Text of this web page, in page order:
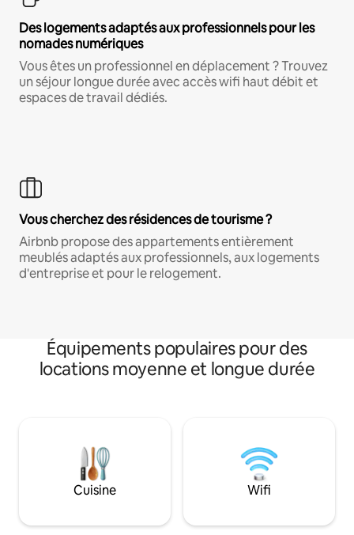
Des logements adaptés aux professionnels pour les
nomades numériques
Vous êtes un professionnel en déplacement ? Trouvez
un séjour longue durée avec accès wifi haut débit et
espaces de travail dédiés.
Vous cherchez des résidences de tourisme ?
Airbnb propose des appartements entièrement
meublés adaptés aux professionnels, aux logements
d'entreprise et pour le relogement.
Équipements populaires pour des
locations moyenne et longue durée
Cuisine Wifi